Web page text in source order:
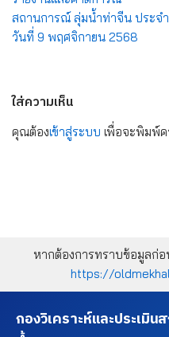
สถานการณ์ ลุ่มน้ำท่าจีน ประจำ
วันที่ 9 พฤศจิกายน 2568
ใส่ความเห็น
คุณต้องเข้าสู่ระบบ เพื่อจะพิมพ์ค
หากต้องการทราบข้อมูลก่อ
https://
กองวิเคราะห์และประเมิ